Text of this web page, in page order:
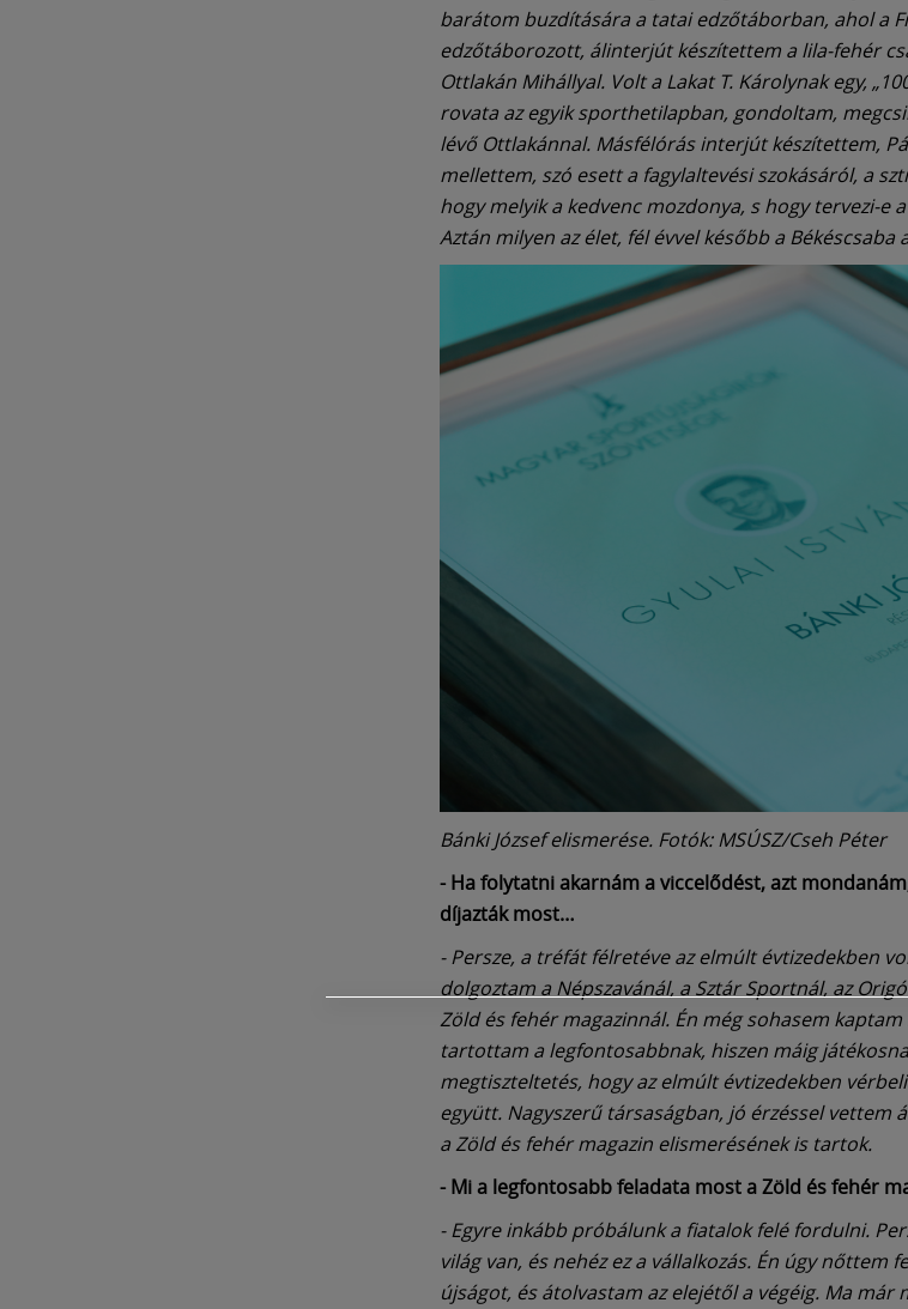
barátom buzdítására a tatai edzőtáborban, ahol a
edzőtáborozott, álinterjút készítettem a lila-fehér
Ottlakán Mihállyal. Volt a Lakat T. Károlynak egy,
rovata az egyik sporthetilapban, gondoltam,
lévő Ottlakánnal. Másfélórás interjút készítettem,
mellettem, szó esett a fagylaltevési szokásáról, a
hogy melyik a kedvenc mozdonya, s hogy tervezi-e
Aztán milyen az élet, fél évvel később a
Bánki József elismerése. Fotók: MSÚSZ/Cseh Péter
- Ha folytatni akarnám a viccelődést, azt
díjazták most…
- Persze, a tréfát félretéve az elmúlt évtizedekben
dolgoztam a Népszavánál, a Sztár Sportnál, az
Zöld és fehér magazinnál. Én még sohasem
tartottam a legfontosabbnak, hiszen máig
megtiszteltetés, hogy az elmúlt évtizedekben
együtt. Nagyszerű társaságban, jó érzéssel vettem
a Zöld és fehér magazin elismerésének is tartok.
- Mi a legfontosabb feladata most a Zöld és fehér
- Egyre inkább próbálunk a fiatalok felé fordulni.
világ van, és nehéz ez a vállalkozás. Én úgy nőttem
újságot, és átolvastam az elejétől a végéig. Ma már